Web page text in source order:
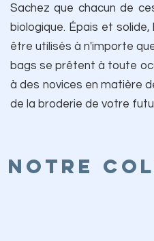
Sachez que chacun de
biologique. Épais et
être utilisés à n'importe
bags se prêtent à toute
à des novices en matière
de la broderie de votre
Notre